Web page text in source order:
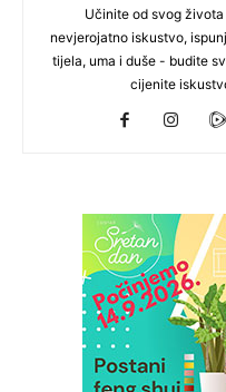
Učinite od svog
nevjerojatno iskustvo,
tijela, uma i duše - budite
cijenite